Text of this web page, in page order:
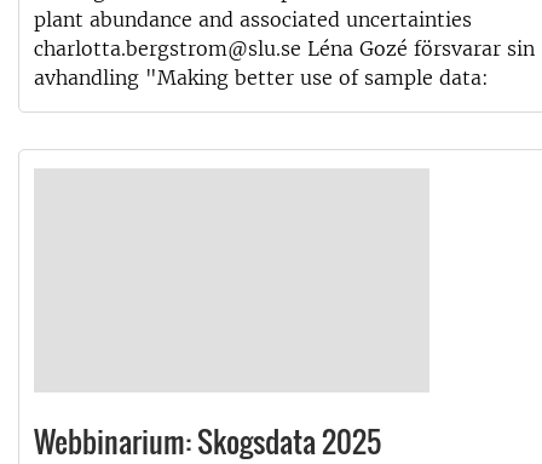
plant abundance and associated uncertainties
charlotta.bergstrom@slu.se Léna Gozé försvarar sin
avhandling "Making better use of sample data:
Webbinarium: Skogsdata 2025